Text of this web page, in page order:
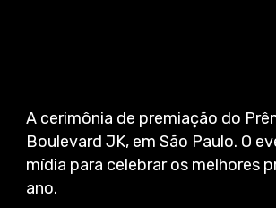
A cerimônia de premiação do
Boulevard JK, em São Paulo. O
mídia para celebrar os melhores
ano.